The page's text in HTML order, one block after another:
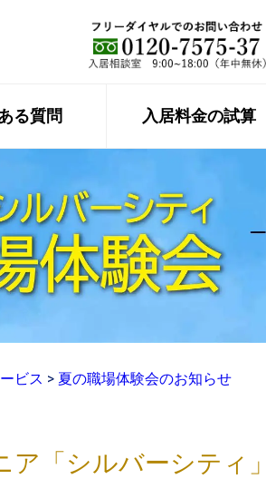
る質問 入居料金の試算
ビス > 夏の職場体験会のお知らせ
ア「シルバーシティ